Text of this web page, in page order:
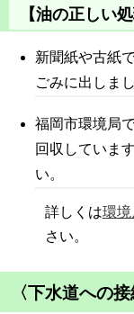
【油の正しい
新聞紙や古紙
ごみに出しま
福岡市環境局
回収していま
い。
詳しくは環
さい。
〈下水道への接